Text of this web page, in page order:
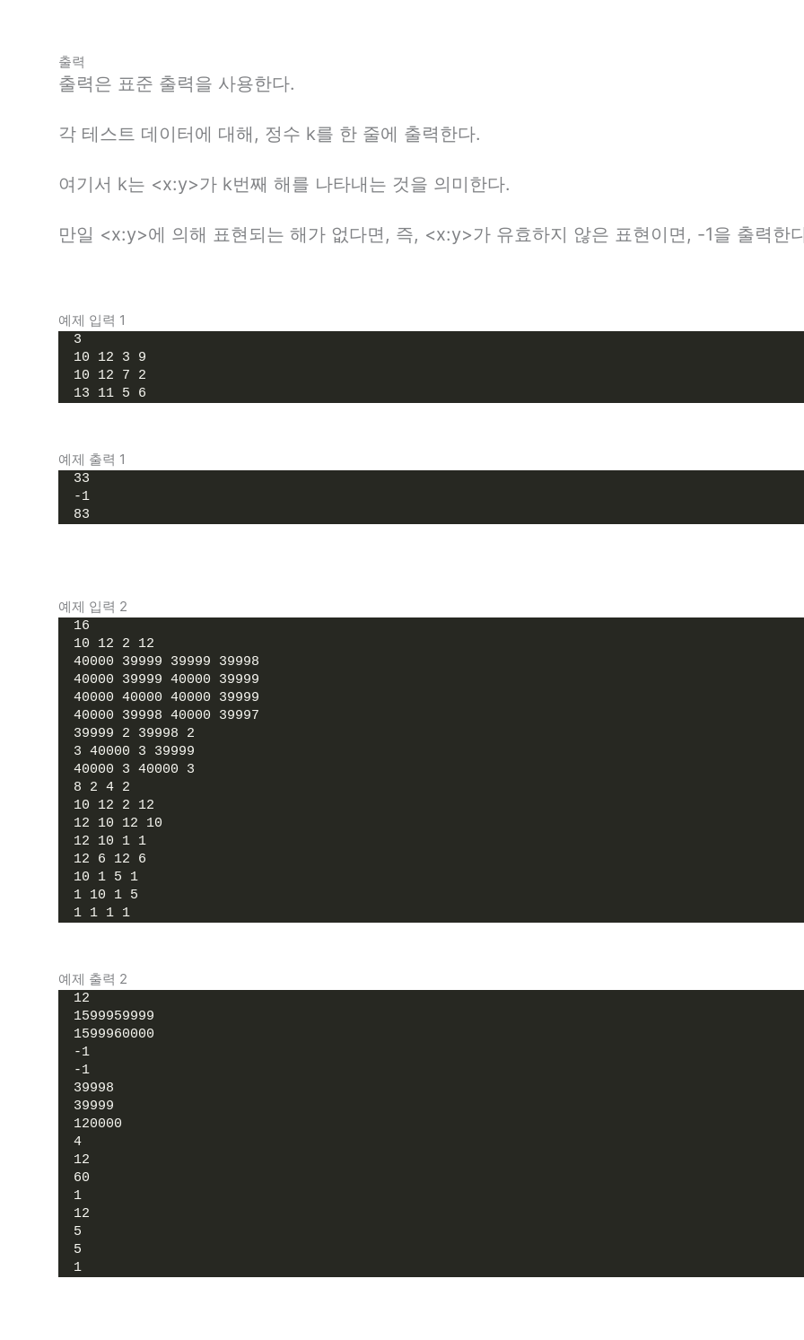
출력
출력은 표준 출력을 사용한다.
각 테스트 데이터에 대해, 정수 k를 한 줄에 출력한다.
여기서 k는 <x:y>가 k번째 해를 나타내는 것을 의미한다.
만일 <x:y>에 의해 표현되는 해가 없다면, 즉, <x:y>가 유효하지 않은 표현이면, -1을 출력한
예제 입력 1
3
10 12 3 9
10 12 7 2
13 11 5 6
예제 출력 1
33
-1
83
예제 입력 2
16
10 12 2 12
40000 39999 39999 39998
40000 39999 40000 39999
40000 40000 40000 39999
40000 39998 40000 39997
39999 2 39998 2
3 40000 3 39999
40000 3 40000 3
8 2 4 2
10 12 2 12
12 10 12 10
12 10 1 1
12 6 12 6
10 1 5 1
1 10 1 5
1 1 1 1
예제 출력 2
12
1599959999
1599960000
-1
-1
39998
39999
120000
4
12
60
1
12
5
5
1